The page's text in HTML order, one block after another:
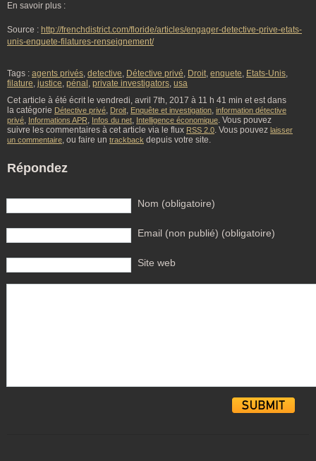
En savoir plus :
Source : http://frenchdistrict.com/floride/articles/engager-detective-prive-etats-
unis-enquete-filatures-renseignement/
Tags : agents privés, detective, Détective privé, Droit, enquete, Etats-Unis,
filature, justice, pénal , private investigators, usa
Cet article à été écrit le vendredi, avril 7th, 2017 à 11 h 41 min et est dans
la catégorie Détective privé, Droit, Enquête et investigation, information détective
privé, Informations APR, Infos du net, Intelligence économique. Vous pouvez
suivre les commentaires à cet article via le flux RSS 2.0. Vous pouvez laisser
un commentaire, ou faire un trackback depuis votre site.
Répondez
Nom (obligatoire)
Email (non publié) (obligatoire)
Site web